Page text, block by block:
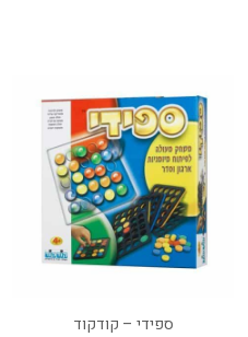
ספידי – קודקוד